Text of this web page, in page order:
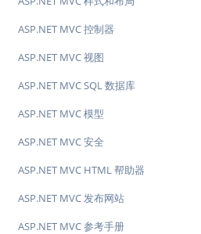
ASP.NET MVC 控制器
ASP.NET MVC 视图
ASP.NET MVC SQL 数据库
ASP.NET MVC 模型
ASP.NET MVC 安全
ASP.NET MVC HTML 帮助器
ASP.NET MVC 发布网站
ASP.NET MVC 参考手册